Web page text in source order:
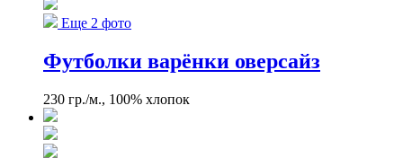
Еще 2 фото
Футболки варёнки оверсайз
230 гр./м., 100% хлопок